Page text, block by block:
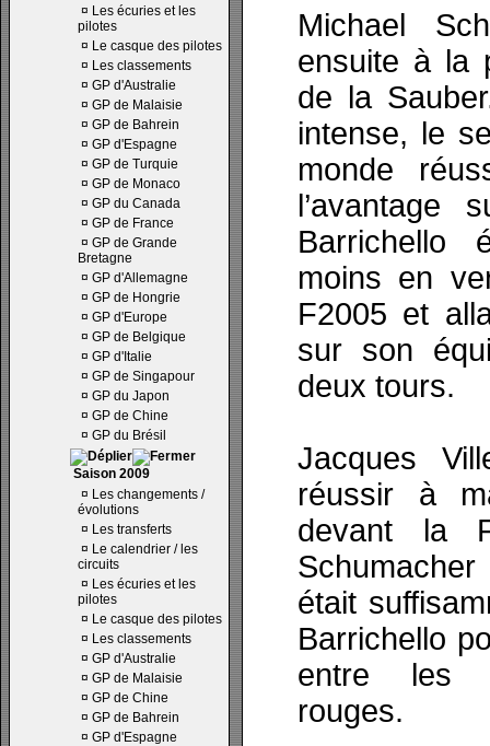
¤ Les écuries et les
pilotes
¤ Le casque des pilotes
¤ Les classements
¤ GP d'Australie
¤ GP de Malaisie
¤ GP de Bahrein
¤ GP d'Espagne
¤ GP de Turquie
¤ GP de Monaco
¤ GP du Canada
¤ GP de France
¤ GP de Grande
Bretagne
¤ GP d'Allemagne
¤ GP de Hongrie
¤ GP d'Europe
¤ GP de Belgique
¤ GP d'Italie
¤ GP de Singapour
¤ GP du Japon
¤ GP de Chine
¤ GP du Brésil
Saison 2009
¤ Les changements /
évolutions
¤ Les transferts
¤ Le calendrier / les
circuits
¤ Les écuries et les
pilotes
¤ Le casque des pilotes
¤ Les classements
¤ GP d'Australie
¤ GP de Malaisie
¤ GP de Chine
¤ GP de Bahrein
¤ GP d'Espagne
Michael
ensuite à la
de la
intense, le
monde
l’avantage
Barrichello
moins en
F2005 et
sur son
deux tours.
Jacques
réussir à
devant la
était
Barrichello
entre les
rouges.